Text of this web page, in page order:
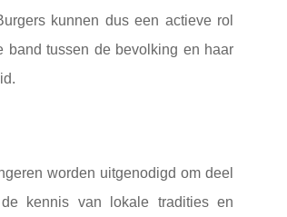
kunnen dus een actieve rol
band tussen de bevolking en haar
worden uitgenodigd om deel
kennis van lokale tradities en